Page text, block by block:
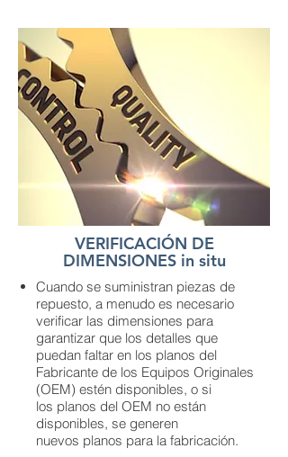
VERIFICACIÓN DE
DIMENSIONES in situ
Cuando se suministran piezas de
repuesto, a menudo es necesario
verificar las dimensiones para
garantizar que los detalles que
puedan faltar en los planos del
Fabricante de los Equipos Originales
(OEM) estén disponibles, o si
los planos del OEM no están
disponibles, se generen
nuevos planos para la fabricación.